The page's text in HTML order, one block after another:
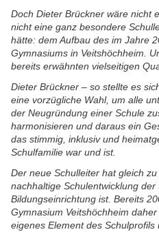
Doch Dieter Brückner wäre nicht
nicht eine ganz besondere
hätte: dem Aufbau des im Jahre
Gymnasiums in Veitshöchheim.
bereits erwähnten vielseitigen
Dieter Brückner – so stellte es
eine vorzügliche Wahl, um alle
der Neugründung einer Schule
harmonisieren und daraus ein
das stimmig, inklusiv und
Schulfamilie war und ist.
Der neue Schulleiter hat gleich
nachhaltige Schulentwicklung
Bildungseinrichtung ist. Bereits
Gymnasium Veitshöchheim
eigenes Element des